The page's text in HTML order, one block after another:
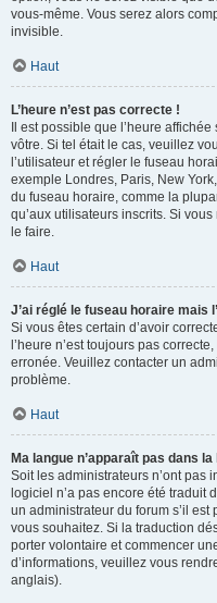
vous-même. Vous serez alors
invisible.
Haut
L’heure n’est pas correcte !
Il est possible que l’heure
vôtre. Si tel était le cas, veuillez
l’utilisateur et régler le fuseau
exemple Londres, Paris, New
du fuseau horaire, comme la
qu’aux utilisateurs inscrits. Si vous
le faire.
Haut
J’ai réglé le fuseau horaire mais
Si vous êtes certain d’avoir
l’heure n’est toujours pas
erronée. Veuillez contacter un
problème.
Haut
Ma langue n’apparaît pas dans la
Soit les administrateurs n’ont pas
logiciel n’a pas encore été traduit
un administrateur du forum s’il
vous souhaitez. Si la traduction
porter volontaire et commencer
d’informations, veuillez vous
anglais).